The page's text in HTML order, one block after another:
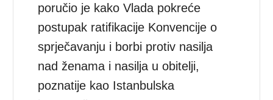
poručio je kako Vlada pokreće
postupak ratifikacije Konvencije o
sprječavanju i borbi protiv nasilja
nad ženama i nasilja u obitelji,
poznatije kao Istanbulska